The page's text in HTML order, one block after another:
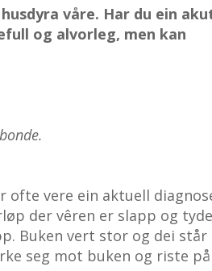
våre. Har du ein
og alvorleg, men kan
ofte vere ein aktuell
der vêren er slapp og
Buken vert stor og dei står
seg mot buken og riste på